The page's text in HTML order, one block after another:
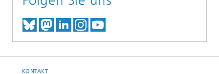
TREFFEN SIE UNS AUF BLUESKY
TREFFEN SIE UNS AUF
TREFFEN SIE UNS BEI
BESUCHEN SIE UNSER
UNSER VIDEO-
KONTAKT